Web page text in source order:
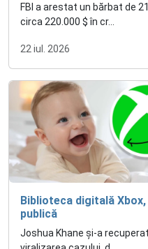
FBI a arestat un bărbat de
circa 220.000 $ în cr...
22 iul. 2026
Biblioteca digitală
publică
Joshua Khane și-a